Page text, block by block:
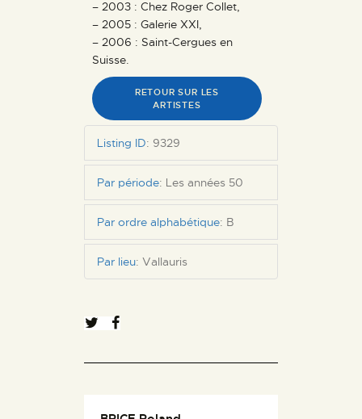
– 2003 : Chez Roger Collet,
– 2005 : Galerie XXI,
– 2006 : Saint-Cergues en
Suisse.
RETOUR SUR LES
ARTISTES
Listing ID: 9329
Par période: Les années 50
Par ordre alphabétique: B
Par lieu: Vallauris